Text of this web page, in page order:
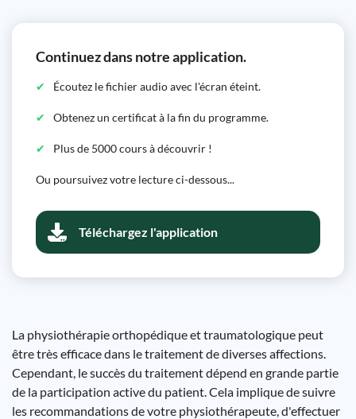
Continuez dans notre application.
Écoutez le fichier audio avec l'écran éteint.
Obtenez un certificat à la fin du programme.
Plus de 5000 cours à découvrir !
Ou poursuivez votre lecture ci-dessous...
Téléchargez l'application
La physiothérapie orthopédique et traumatologique peut
être très efficace dans le traitement de diverses affections.
Cependant, le succès du traitement dépend en grande partie
de la participation active du patient. Cela implique de suivre
les recommandations de votre physiothérapeute, d'effectuer